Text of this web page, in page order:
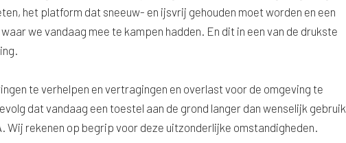
het platform dat sneeuw- en ijsvrij gehouden moet worden en een
we vandaag mee te kampen hadden. En dit in een van de drukste
te verhelpen en vertragingen en overlast voor de omgeving te
dat vandaag een toestel aan de grond langer dan wenselijk gebruik
Wij rekenen op begrip voor deze uitzonderlijke omstandigheden.